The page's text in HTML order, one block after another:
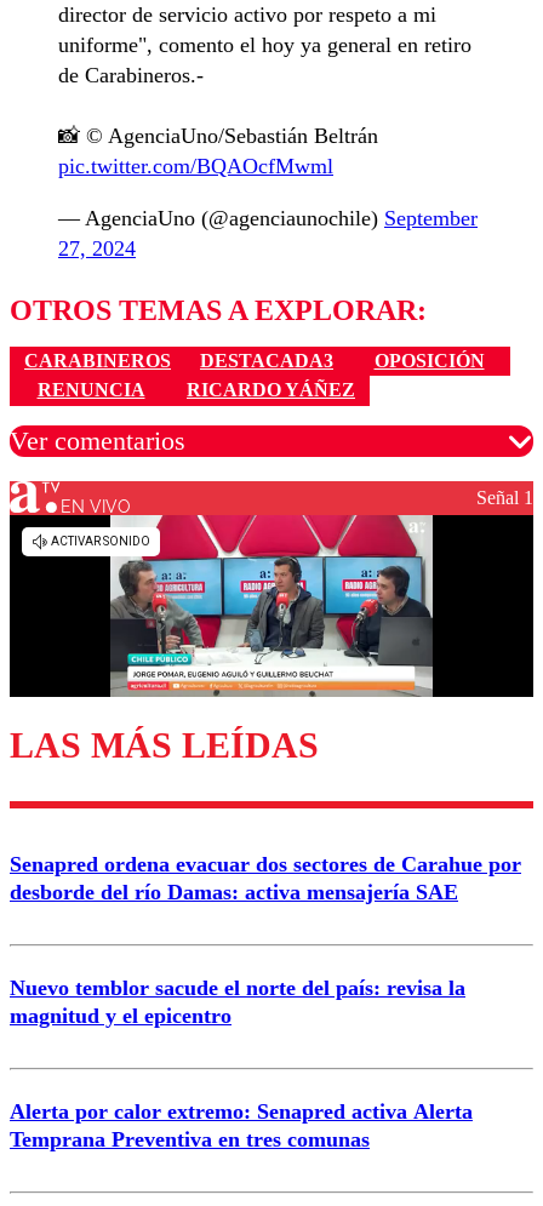
director de servicio activo por respeto a mi
uniforme", comento el hoy ya general en retiro
de Carabineros.-
📸 © AgenciaUno/Sebastián Beltrán
pic.twitter.com/BQAOcfMwml
— AgenciaUno (@agenciaunochile) September
27, 2024
OTROS TEMAS A EXPLORAR:
CARABINEROS DESTACADA3
OPOSICIÓN
RENUNCIA
RICARDO YÁÑEZ
Ver comentarios
Los comentarios son moderados para garantizar un
diálogo respetuoso.
Enviar comentario
EN VIVO Señal 1
LAS MÁS LEÍDAS
Senapred ordena evacuar dos sectores de Carahue por
desborde del río Damas: activa mensajería SAE
Nuevo temblor sacude el norte del país: revisa la
magnitud y el epicentro
Alerta por calor extremo: Senapred activa Alerta
Temprana Preventiva en tres comunas